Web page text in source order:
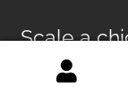
Scale a